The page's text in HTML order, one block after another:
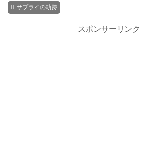
サプライの軌跡
スポンサーリンク